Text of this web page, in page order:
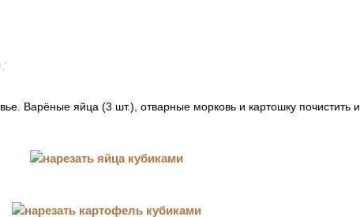
Варёные яйца (3 шт.), отварные морковь и картошку почистить и